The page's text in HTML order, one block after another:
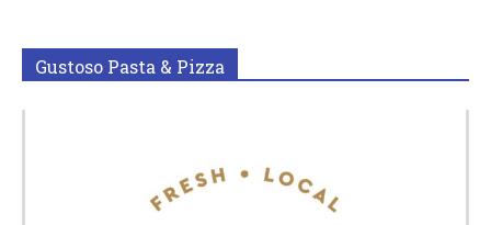
Gustoso Pasta & Pizza